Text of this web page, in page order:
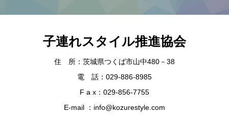
子連れスタイル推進協会
住 所：茨城県つくば市山中480－38
電 話：029-886-8985
F a x：029-856-7755
E-mail ：info@kozurestyle.com